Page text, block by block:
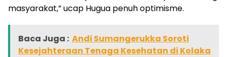
masyarakat,” ucap Hugua penuh optimisme.
Baca Juga : Andi Sumangerukka Soroti
Kesejahteraan Tenaga Kesehatan di Kolaka